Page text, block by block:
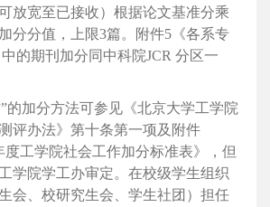
放宽至已接收）根据论文基准分乘
分分值，上限3篇。附件5《各系专
的期刊加分同中科院JCR 分区一
的加分方法可参见《北京大学工学院
评办法》第十条第一项及附件
度工学院社会工作加分标准表》，但
学院学工办审定。在校级学生组织
会、校研究生会、学生社团）担任